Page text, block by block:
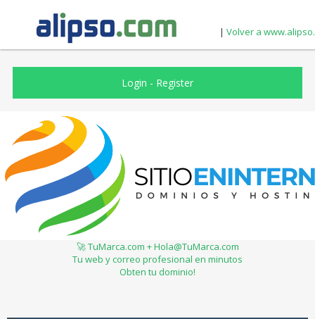
| Volver a
Login - Register
🚀 TuMarca.com + Hola@TuMarca.com
Tu web y correo profesional en minutos
Obten tu dominio!